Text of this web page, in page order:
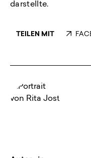
darstellte.
TEILEN MIT